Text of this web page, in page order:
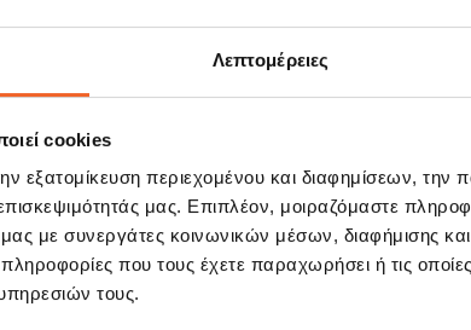
Λεπτομέρειες
cookies
εξατομίκευση περιεχομένου και διαφημίσεων, την
μας. Επιπλέον, μοιραζόμαστε
μας με συνεργάτες κοινωνικών μέσων, διαφήμισης
που τους έχετε παραχωρήσει ή τις
τους.
ΣΧΕΤΙΚΆ ΠΡΟΪΌΝΤΑ